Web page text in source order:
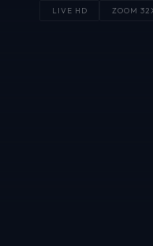
LIVE HD ZOOM